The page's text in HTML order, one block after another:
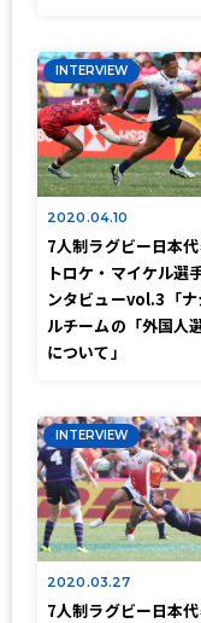
INTERVIEW
2020.04.10
7人制ラグビー日本
トロケ・マイケル選
ンタビューvol.3「ナ
ルチームの「外国人
について」
INTERVIEW
2020.03.27
7人制ラグビー日本